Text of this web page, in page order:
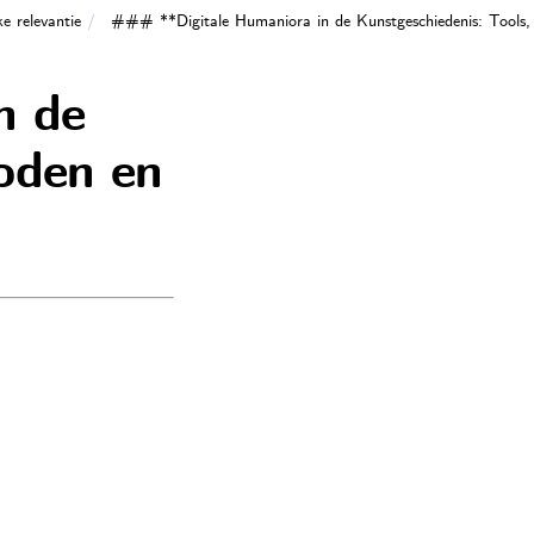
relevantie ### **Digitale Humaniora in de Kunstgeschiedenis:
de
en